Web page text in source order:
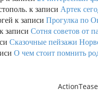
к записи Артек
к записи Прогулка по
к записи Сотня советов от
Сказочные пейзажи
О чем стоит помнить